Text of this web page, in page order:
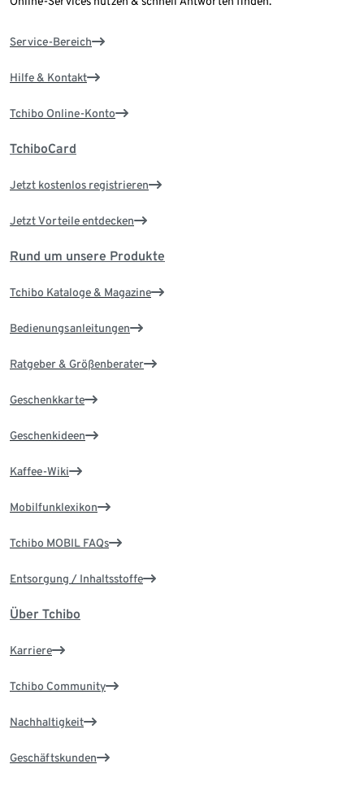
Service-Bereich
Hilfe & Kontakt
Tchibo Online-Konto
TchiboCard
Jetzt kostenlos registrieren
Jetzt Vorteile entdecken
Rund um unsere Produkte
Tchibo Kataloge & Magazine
Bedienungsanleitungen
Ratgeber & Größenberater
Geschenkkarte
Geschenkideen
Kaffee-Wiki
Mobilfunklexikon
Tchibo MOBIL FAQs
Entsorgung / Inhaltsstoffe
Über Tchibo
Karriere
Tchibo Community
Nachhaltigkeit
Geschäftskunden